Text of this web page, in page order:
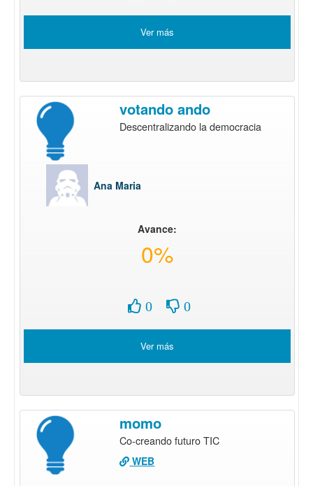
Ver más
votando ando
Descentralizando la democracia
Ana Maria
Avance:
0%
0 0
Ver más
momo
Co-creando futuro TIC
WEB